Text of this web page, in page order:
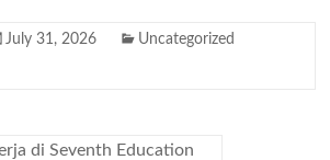
July 31, 2026 Uncategorized
di Seventh Education